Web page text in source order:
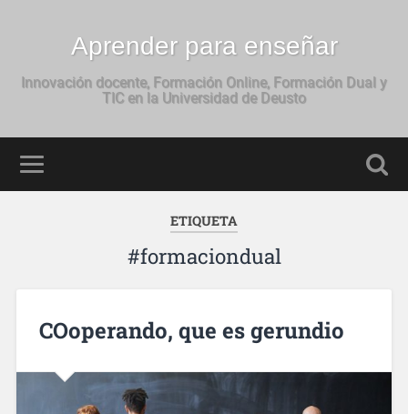
Aprender para enseñar
Innovación docente, Formación Online, Formación Dual y
TIC en la Universidad de Deusto
ETIQUETA
#formaciondual
COoperando, que es gerundio